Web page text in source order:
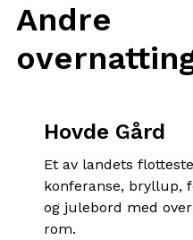
Andre
Hovde Gård
Et av landets
konferanse, bryllup,
og julebord med
rom.